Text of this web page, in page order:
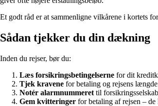
Et godt råd er at sammenligne vilkårene i kortets
Sådan tjekker du din dækning
Inden du rejser, bør du:
Læs forsikringsbetingelserne for dit
Tjek kravene for betaling og rejsens
Notér alarmnummeret til
Gem kvitteringer for betaling af rejsen –